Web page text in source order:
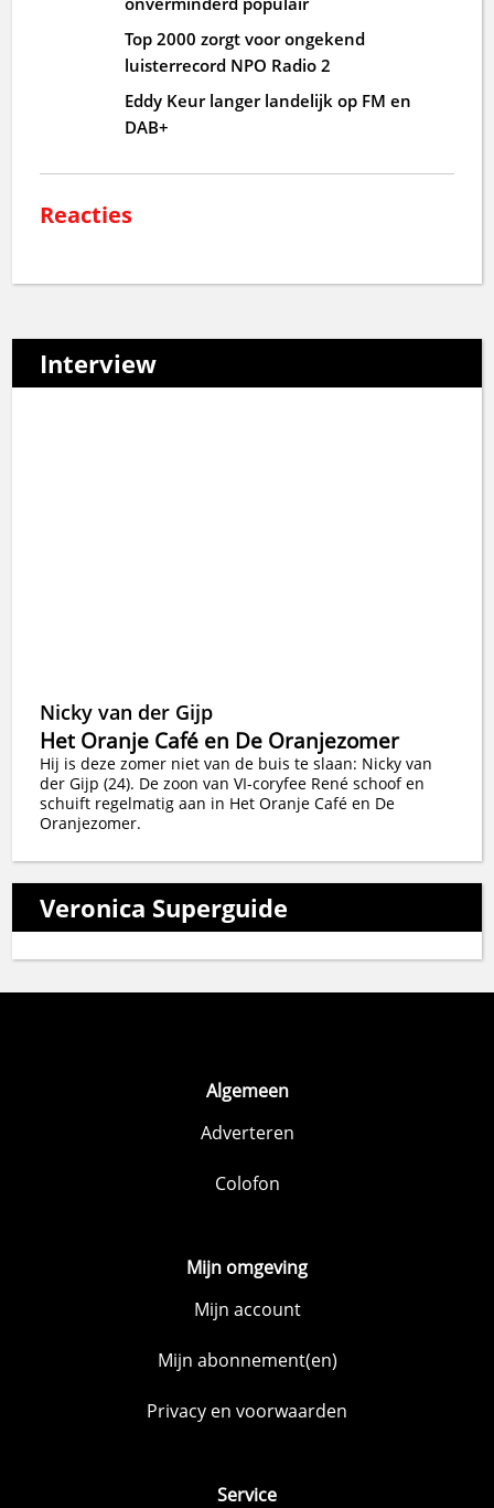
Top 2000 zorgt voor ongekend
luisterrecord NPO Radio 2
Eddy Keur langer landelijk op FM en
DAB+
Reacties
Interview
Nicky van der Gijp
Het Oranje Café en De Oranjezomer
Hij is deze zomer niet van de buis te slaan: Nicky van
der Gijp (24). De zoon van VI-coryfee René schoof en
schuift regelmatig aan in Het Oranje Café en De
Oranjezomer.
Veronica Superguide
Algemeen
Adverteren
Colofon
Mijn omgeving
Mijn account
Mijn abonnement(en)
Privacy en voorwaarden
Service